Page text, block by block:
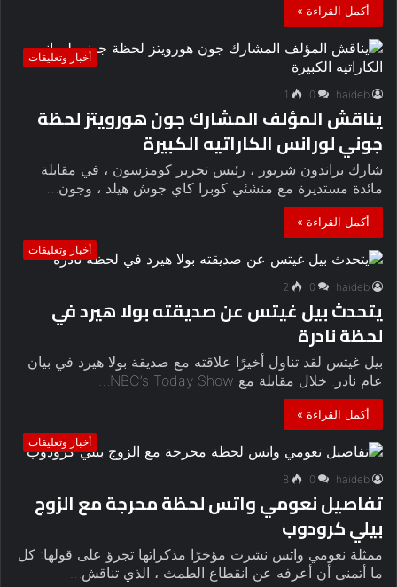
أكمل القراءة »
أخبار وتعليقات
haideb
0
1
يناقش المؤلف المشارك جون هورويتز لحظة
جوني لورانس الكاراتيه الكبيرة
شارك براندون شريور ، رئيس تحرير كومزسون ، في مقابلة
مائدة مستديرة مع منشئي كوبرا كاي جوش هيلد ، وجون…
أكمل القراءة »
أخبار وتعليقات
haideb
0
2
يتحدث بيل غيتس عن صديقته بولا هيرد في
لحظة نادرة
بيل غيتس لقد تناول أخيرًا علاقته مع صديقة بولا هيرد في بيان
عام نادر. خلال مقابلة مع NBC’s Today Show…
أكمل القراءة »
أخبار وتعليقات
haideb
0
8
تفاصيل نعومي واتس لحظة محرجة مع الزوج
بيلي كرودوب
ممثلة نعومي واتس نشرت مؤخرًا مذكراتها تجرؤ على قولها: كل
ما أتمنى أن أعرفه عن انقطاع الطمث ، الذي تناقش…